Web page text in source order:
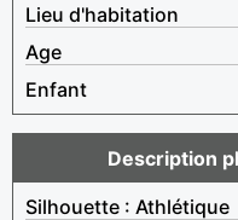
Lieu d'habitation
Age
Enfant
Description
Silhouette : Athlétique